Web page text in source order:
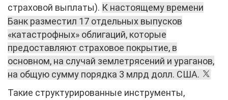
страховой выплаты). К настоящему времени
Банк разместил 17 отдельных выпусков
«катастрофных» облигаций, которые
предоставляют страховое покрытие, в
основном, на случай землетрясений и ураганов,
на общую сумму порядка 3 млрд долл. США.
Такие структурированные инструменты,